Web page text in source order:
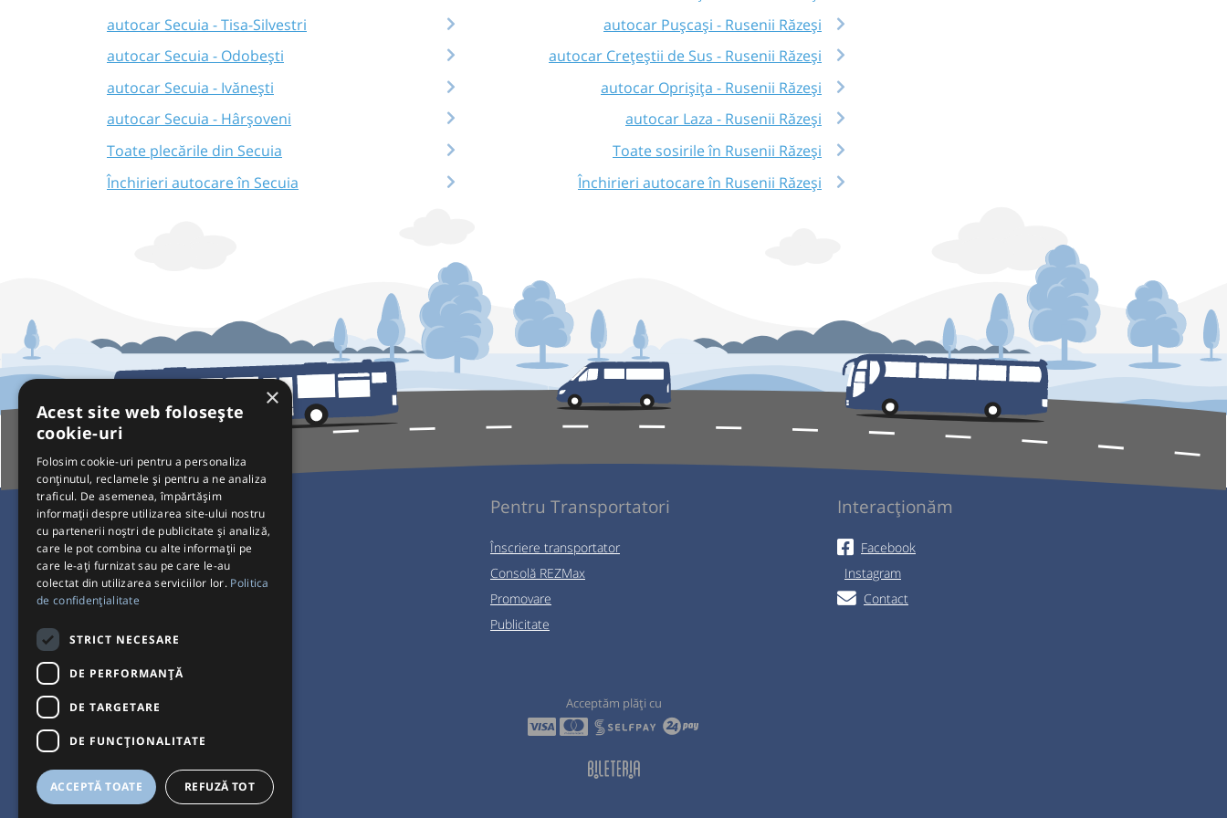
autocar Secuia - Tisa-Silvestri
autocar Secuia - Odobești
autocar Secuia - Ivănești
autocar Secuia - Hârșoveni
Toate plecările din Secuia
Închirieri autocare în Secuia
autocar Pușcași - Rusenii Răzeși
autocar Crețeștii de Sus - Rusenii Răzeși
autocar Oprișița - Rusenii Răzeși
autocar Laza - Rusenii Răzeși
Toate sosirile în Rusenii Răzeși
Închirieri autocare în Rusenii Răzeși
Pentru Călători
Curse autobuz
Plecări/Sosiri
Setări de cookie-uri
Pentru Transportatori
Înscriere transportator
Consolă REZMax
Promovare
Publicitate
Interacționăm
Facebook
Instagram
Contact
Acceptăm plăți cu
×
Acest site web folosește
cookie-uri
Folosim cookie-uri pentru a personaliza
conținutul, reclamele și pentru a ne analiza
traficul. De asemenea, împărtășim
informații despre utilizarea site-ului nostru
cu partenerii noștri de publicitate și analiză,
care le pot combina cu alte informații pe
care le-ați furnizat sau pe care le-au
colectat din utilizarea serviciilor lor. Politica
de confidențialitate
STRICT NECESARE
DE PERFORMANȚĂ
DE TARGETARE
DE FUNCŢIONALITATE
ACCEPTĂ TOATE REFUZĂ TOT